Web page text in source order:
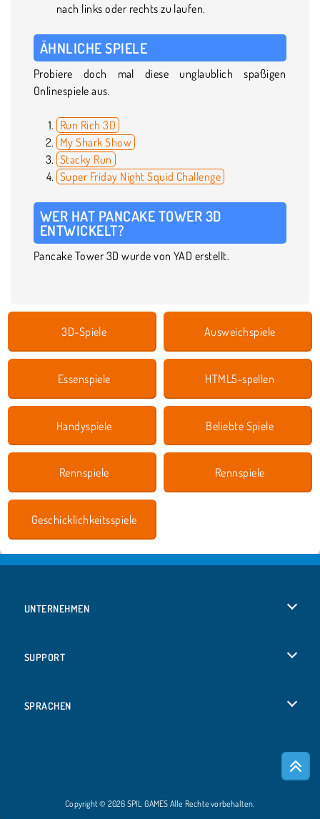
nach links oder rechts zu laufen.
ÄHNLICHE SPIELE
Probiere doch mal diese unglaublich spaßigen
Onlinespiele aus.
Run Rich 3D
My Shark Show
Stacky Run
Super Friday Night Squid Challenge
WER HAT PANCAKE TOWER 3D
ENTWICKELT?
Pancake Tower 3D wurde von YAD erstellt.
3D-Spiele Ausweichspiele
Essenspiele HTML5-spellen
Handyspiele Beliebte Spiele
Rennspiele Rennspiele
Geschicklichkeitsspiele
UNTERNEHMEN
SUPPORT
SPRACHEN
Copyright © 2026 SPIL GAMES Alle Rechte vorbehalten.